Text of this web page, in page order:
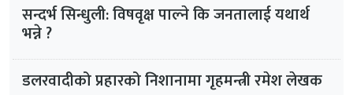
सन्दर्भ सिन्धुली: विषवृक्ष पाल्ने कि जनतालाई यथार्थ
भन्ने ?
डलरवादीको प्रहारको निशानामा गृहमन्त्री रमेश लेखक